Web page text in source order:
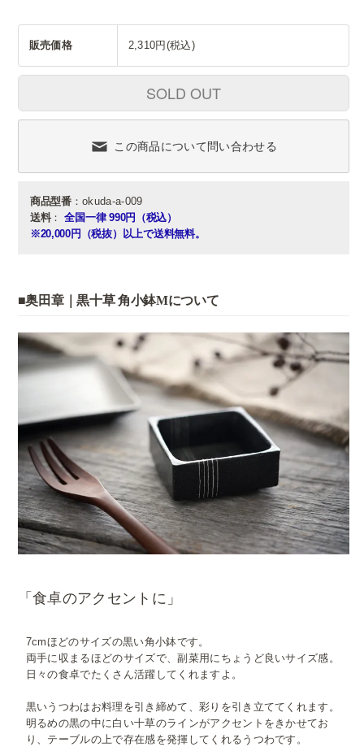
販売価格 2,310円(税込)
SOLD OUT
この商品について問い合わせる
商品型番：okuda-a-009
送料： 全国一律 990円（税込）
※20,000円（税抜）以上で送料無料。
■奥田章｜黒十草 角小鉢Mについて
「食卓のアクセントに」
7cmほどのサイズの黒い角小鉢です。
両手に収まるほどのサイズで、副菜用にちょうど良いサイズ感。
日々の食卓でたくさん活躍してくれますよ。
黒いうつわはお料理を引き締めて、彩りを引き立ててくれます。
明るめの黒の中に白い十草のラインがアクセントをきかせてお
り、テーブルの上で存在感を発揮してくれるうつわです。